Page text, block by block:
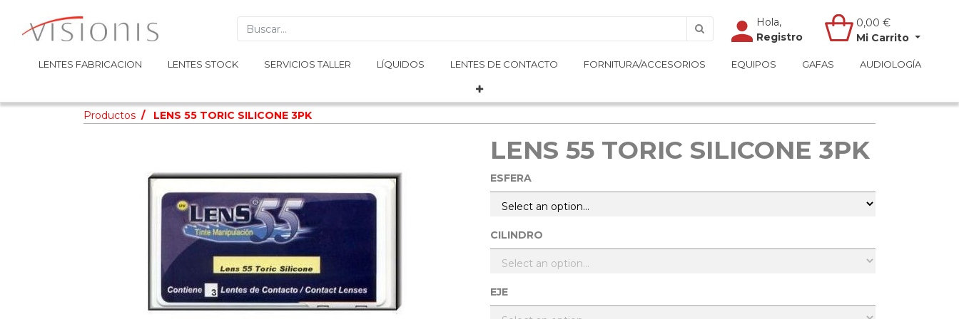
Hola,
Registro
0,00 €
Mi Carrito
LENTES FABRICACION LENTES STOCK SERVICIOS TALLER LÍQUIDOS LENTES DE CONTACTO FORNITURA/ACCESORIOS EQUIPOS GAFAS AUDIOLOGÍA
Hola,
Registro
0,00 €
Mi Carrito
LENTES FABRICACION LENTES STOCK SERVICIOS TALLER LÍQUIDOS LENTES DE CONTACTO FORNITURA/ACCESORIOS EQUIPOS GAFAS AUDIOLOGÍA
Productos LENS 55 TORIC SILICONE 3PK
LENS 55 TORIC SILICONE 3PK
ESFERA
CILINDRO
EJE